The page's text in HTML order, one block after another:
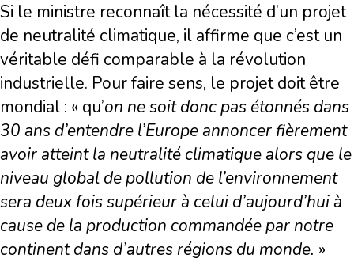
Si le ministre reconnaît la nécessité d’un projet
de neutralité climatique, il affirme que c’est un
véritable défi comparable à la révolution
industrielle. Pour faire sens, le projet doit être
mondial : « qu’on ne soit donc pas étonnés dans
30 ans d’entendre l’Europe annoncer fièrement
avoir atteint la neutralité climatique alors que le
niveau global de pollution de l’environnement
sera deux fois supérieur à celui d’aujourd’hui à
cause de la production commandée par notre
continent dans d’autres régions du monde. »